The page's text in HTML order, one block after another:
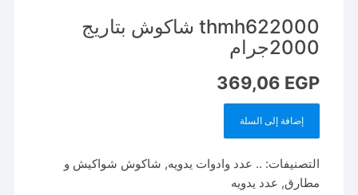
thmh622000 شاكوش بتاريج
2000جرام
369,06 EGP
كمية
شاكوش
بتاريج
إضافة إلى السلة
التصنيفات: .. عدد وادوات يدويه, شاكوش شواكيش و
مطارق, عدد يدويه